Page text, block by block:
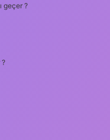
geçer ?
?